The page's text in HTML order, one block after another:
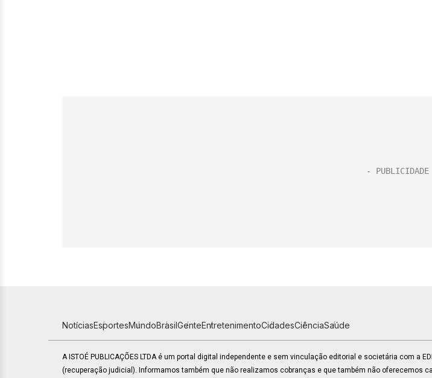
NotíciasEsportesMundoBrasilGenteEntretenimentoCidadesCiênciaSaúde
A ISTOÉ PUBLICAÇÕES LTDA é um portal digital independente e sem vinculação editorial e societária com a
(recuperação judicial). Informamos também que não realizamos cobranças e que também não oferecemos